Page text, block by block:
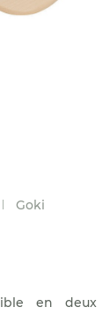
Goki
en deux